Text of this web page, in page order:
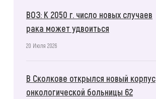
ВОЗ: К 2050 г. число новых случаев
рака может удвоиться
20 Июля 2026
В Сколкове открылся новый корпус
онкологической больницы 62